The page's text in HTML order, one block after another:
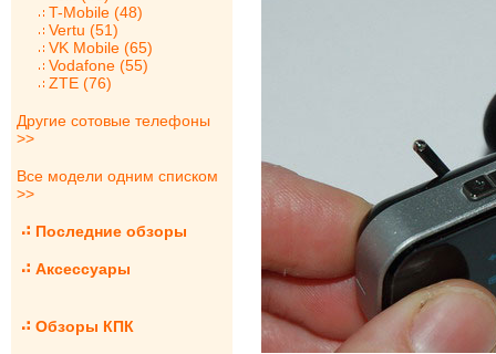
T-Mobile (48)
Vertu (51)
VK Mobile (65)
Vodafone (55)
ZTE (76)
Другие сотовые телефоны
>>
Все модели одним списком
>>
Последние обзоры
Аксессуары
Обзоры КПК